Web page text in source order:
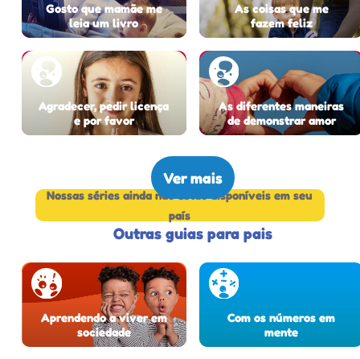
Gosto que mamãe me
leia um livro
As coisas que me
fazem feliz
Agradecer, pedir licença
e por favor
As diferentes maneiras
de demonstrar amor
Ver mais
Nossas séries ainda não estão disponíveis em seu
país
Outras guias para pais
Aprendendo a viver em
sociedade
Com os números em
mente